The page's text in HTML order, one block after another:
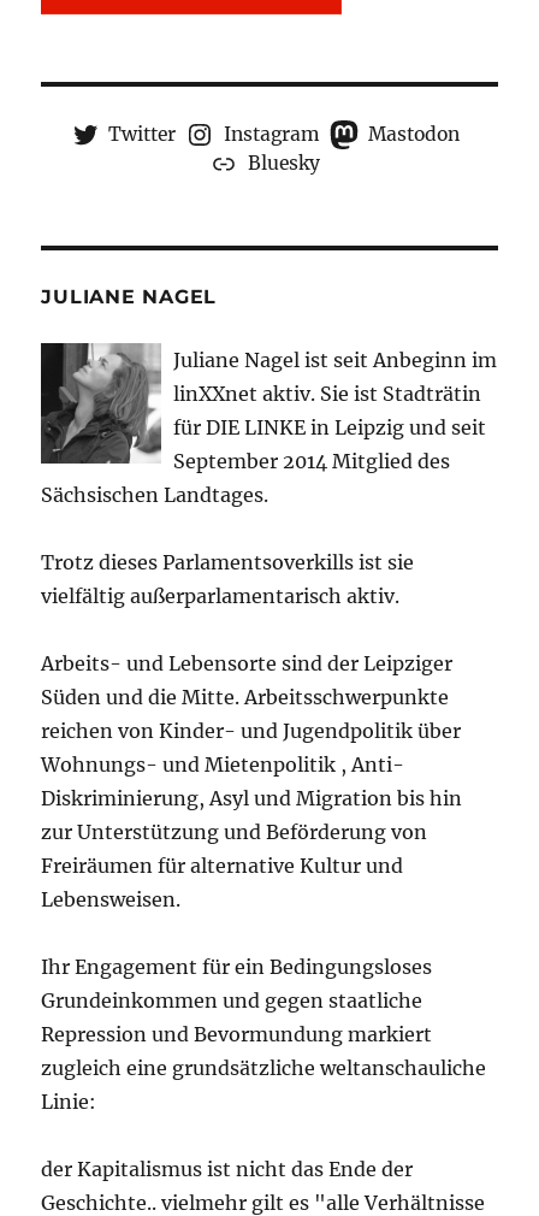
Twitter Instagram
Mastodon
Bluesky
JULIANE NAGEL
Juliane Nagel ist seit Anbeginn im
linXXnet aktiv. Sie ist Stadträtin
für DIE LINKE in Leipzig und seit
September 2014 Mitglied des
Sächsischen Landtages.
Trotz dieses Parlamentsoverkills ist sie
vielfältig außerparlamentarisch aktiv.
Arbeits- und Lebensorte sind der Leipziger
Süden und die Mitte. Arbeitsschwerpunkte
reichen von Kinder- und Jugendpolitik über
Wohnungs- und Mietenpolitik , Anti-
Diskriminierung, Asyl und Migration bis hin
zur Unterstützung und Beförderung von
Freiräumen für alternative Kultur und
Lebensweisen.
Ihr Engagement für ein Bedingungsloses
Grundeinkommen und gegen staatliche
Repression und Bevormundung markiert
zugleich eine grundsätzliche weltanschauliche
Linie:
der Kapitalismus ist nicht das Ende der
Geschichte.. vielmehr gilt es "alle Verhältnisse